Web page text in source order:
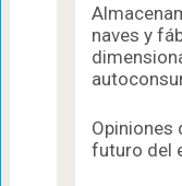
naves y
Opiniones
futuro del